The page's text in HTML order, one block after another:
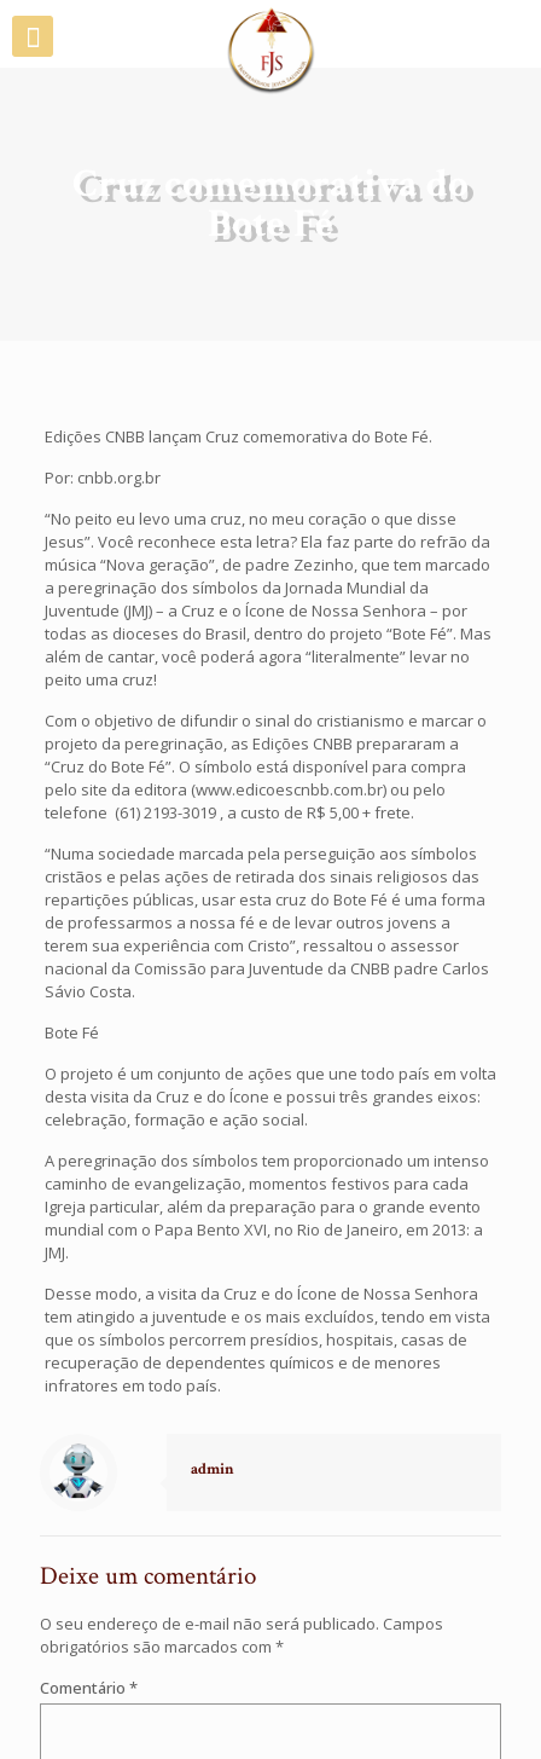
Cruz comemorativa do
Bote Fé
Edições CNBB lançam Cruz comemorativa do Bote Fé.
Por: cnbb.org.br
“No peito eu levo uma cruz, no meu coração o que disse
Jesus”. Você reconhece esta letra? Ela faz parte do refrão da
música “Nova geração”, de padre Zezinho, que tem marcado
a peregrinação dos símbolos da Jornada Mundial da
Juventude (JMJ) – a Cruz e o Ícone de Nossa Senhora – por
todas as dioceses do Brasil, dentro do projeto “Bote Fé”. Mas
além de cantar, você poderá agora “literalmente” levar no
peito uma cruz!
Com o objetivo de difundir o sinal do cristianismo e marcar o
projeto da peregrinação, as Edições CNBB prepararam a
“Cruz do Bote Fé”. O símbolo está disponível para compra
pelo site da editora (www.edicoescnbb.com.br) ou pelo
telefone (61) 2193-3019 , a custo de R$ 5,00 + frete.
“Numa sociedade marcada pela perseguição aos símbolos
cristãos e pelas ações de retirada dos sinais religiosos das
repartições públicas, usar esta cruz do Bote Fé é uma forma
de professarmos a nossa fé e de levar outros jovens a
terem sua experiência com Cristo”, ressaltou o assessor
nacional da Comissão para Juventude da CNBB padre Carlos
Sávio Costa.
Bote Fé
O projeto é um conjunto de ações que une todo país em volta
desta visita da Cruz e do Ícone e possui três grandes eixos:
celebração, formação e ação social.
A peregrinação dos símbolos tem proporcionado um intenso
caminho de evangelização, momentos festivos para cada
Igreja particular, além da preparação para o grande evento
mundial com o Papa Bento XVI, no Rio de Janeiro, em 2013: a
JMJ.
Desse modo, a visita da Cruz e do Ícone de Nossa Senhora
tem atingido a juventude e os mais excluídos, tendo em vista
que os símbolos percorrem presídios, hospitais, casas de
recuperação de dependentes químicos e de menores
infratores em todo país.
admin
Deixe um comentário
O seu endereço de e-mail não será publicado. Campos
obrigatórios são marcados com *
Comentário *